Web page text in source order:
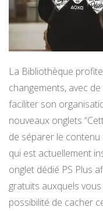
La Bibliothèque
changements, avec
faciliter son
nouveaux onglets
de séparer le
qui est actuellement
onglet dédié PS Plus
gratuits auxquels
possibilité de cacher